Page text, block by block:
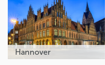
Hannover